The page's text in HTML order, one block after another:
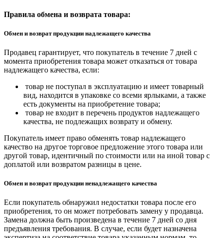
Правила обмена и возврата товара:
Обмен и возврат продукции надлежащего качества
Продавец гарантирует, что покупатель в течение 7 дней с
момента приобретения товара может отказаться от товара
надлежащего качества, если:
товар не поступал в эксплуатацию и имеет товарный
вид, находится в упаковке со всеми ярлыками, а также
есть документы на приобретение товара;
товар не входит в перечень продуктов надлежащего
качества, не подлежащих возврату и обмену.
Покупатель имеет право обменять товар надлежащего
качество на другое торговое предложение этого товара или
другой товар, идентичный по стоимости или на иной товар с
доплатой или возвратом разницы в цене.
Обмен и возврат продукции ненадлежащего качества
Если покупатель обнаружил недостатки товара после его
приобретения, то он может потребовать замену у продавца.
Замена должна быть произведена в течение 7 дней со дня
предъявления требования. В случае, если будет назначена